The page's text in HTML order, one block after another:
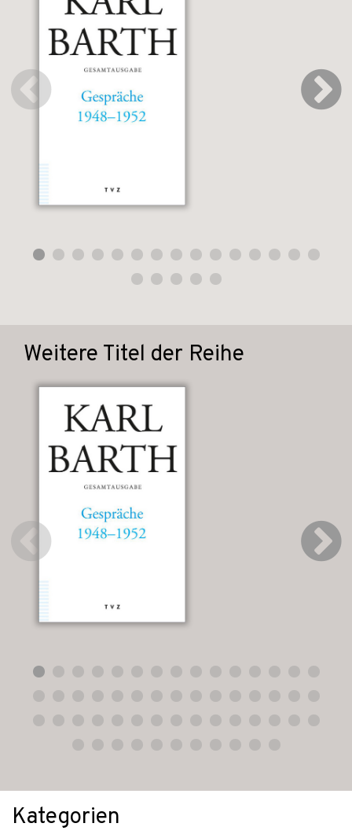
Weitere Titel der Reihe
Kategorien